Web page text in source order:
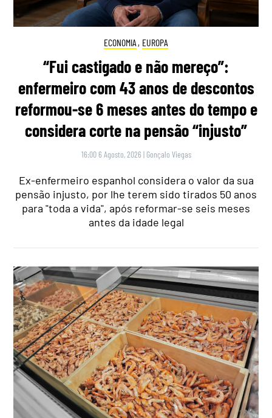
ECONOMIA , EUROPA
“Fui castigado e não mereço”:
enfermeiro com 43 anos de descontos
reformou-se 6 meses antes do tempo e
considera corte na pensão “injusto”
16:00 6 Agosto, 2026 | Gonçalo Viegas
Ex-enfermeiro espanhol considera o valor da sua
pensão injusto, por lhe terem sido tirados 50 anos
para "toda a vida", após reformar-se seis meses
antes da idade legal